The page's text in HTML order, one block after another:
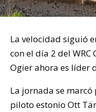
La velocidad siguió
con el día 2 del WRC
Ogier ahora es líder
La jornada se
piloto estonio Ott